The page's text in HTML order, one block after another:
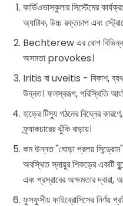
কার্ডিওভাসকুলার সিস্টেমের
অ্যাটাক, উচ্চ রক্তচাপ এবং
Bechterew এর রোগ বিভিন্ন
অসমতা provokes।
Iritis বা uveitis - বিকাশ, ব্যথা,
উন্নত। ফলস্বরূপ, পরিস্থিতি
হাড়ের টিস্যু গঠনের বিঘ্নের
ফ্র্যাকচারের ঝুঁকি বাড়ায়।
কম উন্নত "ঘোড়া প্রলয়
অবস্থিত স্নায়ুর শিকড়ের একটি
এবং প্রস্রাবের অক্ষমতার দ্বারা,
ফুসফুসীয় ফাইব্রোসিসের নির্ণয়